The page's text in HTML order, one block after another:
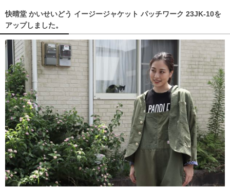
快晴堂 かいせいどう イージージャケット パッチワーク 23JK-10を
アップしました。